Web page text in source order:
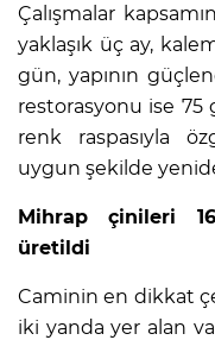
Çalışmalar
yaklaşık üç ay,
gün, yapının
restorasyonu ise 75
renk raspasıyla
uygun şekilde
Mihrap çinileri
üretildi
Caminin en dikkat
iki yanda yer alan